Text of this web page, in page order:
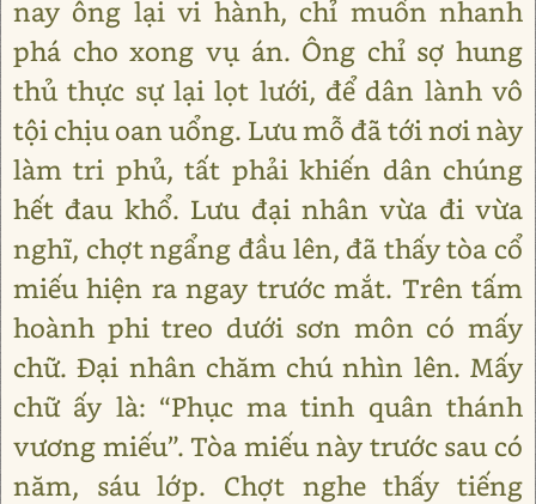
nay ông lại vi hành, chỉ muốn nhanh
phá cho xong vụ án. Ông chỉ sợ hung
thủ thực sự lại lọt lưới, để dân lành vô
tội chịu oan uổng. Lưu mỗ đã tới nơi này
làm tri phủ, tất phải khiến dân chúng
hết đau khổ. Lưu đại nhân vừa đi vừa
nghĩ, chợt ngẩng đầu lên, đã thấy tòa cổ
miếu hiện ra ngay trước mắt. Trên tấm
hoành phi treo dưới sơn môn có mấy
chữ. Đại nhân chăm chú nhìn lên. Mấy
chữ ấy là: “Phục ma tinh quân thánh
vương miếu”. Tòa miếu này trước sau có
năm, sáu lớp. Chợt nghe thấy tiếng